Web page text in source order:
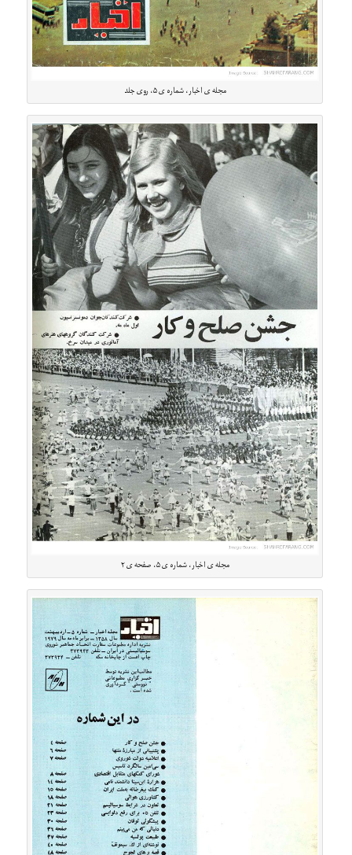
مجله ی اخبار، شماره ی ۵، روی جلد
مجله ی اخبار، شماره ی ۵، صفحه ی ۲